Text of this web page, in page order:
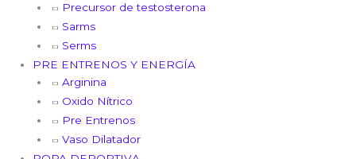
Precursor de testosterona
Sarms
Serms
PRE ENTRENOS Y ENERGÍA
Arginina
Oxido Nítrico
Pre Entrenos
Vaso Dilatador